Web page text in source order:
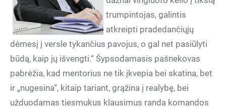
trumpintojas, galintis
atkreipti pradedančiųjų
dėmesį į versle tykančius pavojus, o gal net pasiūlyti
būdą, kaip jų išvengti.“ Šypsodamasis pašnekovas
pabrėžia, kad mentorius ne tik įkvepia bei skatina, bet
ir „nugesina“, kitaip tariant, grąžina į realybę, bei
užduodamas tiesmukus klausimus randa komandos